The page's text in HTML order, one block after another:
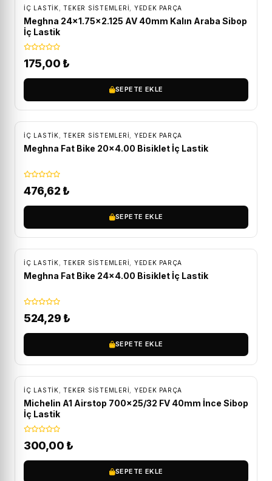
İÇ LASTIK ,TEKER SISTEMLERI YEDEK PARÇA
Meghna 24×1.75×2.125 AV 40mm Kalın Araba Sibop
İç Lastik
175,00 ₺
SEPETE EKLE
İÇ LASTIK ,TEKER SISTEMLERI YEDEK PARÇA
Meghna Fat Bike 20×4.00 Bisiklet İç Lastik
476,62₺
SEPETE EKLE
İÇ LASTIK ,TEKER SISTEMLERI YEDEK PARÇA
Meghna Fat Bike 24×4.00 Bisiklet İç Lastik
524,29₺
SEPETE EKLE
İÇ LASTIK ,TEKER SISTEMLERI YEDEK PARÇA
Michelin A1 Airstop 700×25/32 FV 40mm İnce Sibop
İç Lastik
300,00 ₺
SEPETE EKLE